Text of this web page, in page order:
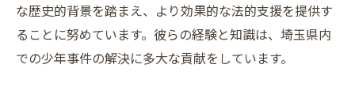
な歴史的背景を踏まえ、より効果的な法的支援を提供す
ることに努めています。彼らの経験と知識は、埼玉県内
での少年事件の解決に多大な貢献をしています。